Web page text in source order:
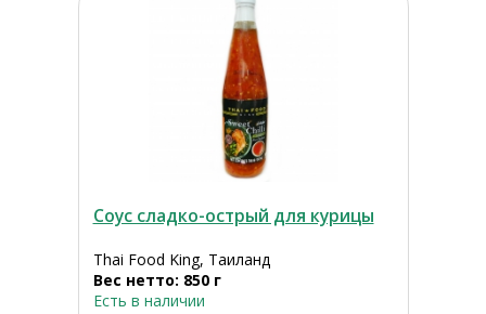
Соус сладко-острый для курицы
Thai Food King, Таиланд
Вес нетто: 850 г
Есть в наличии